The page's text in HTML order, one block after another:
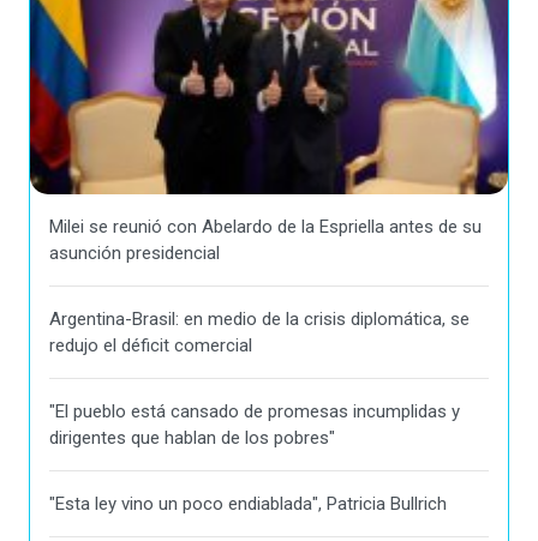
Milei se reunió con Abelardo de la Espriella antes de su
asunción presidencial
Argentina-Brasil: en medio de la crisis diplomática, se
redujo el déficit comercial
"El pueblo está cansado de promesas incumplidas y
dirigentes que hablan de los pobres"
"Esta ley vino un poco endiablada", Patricia Bullrich